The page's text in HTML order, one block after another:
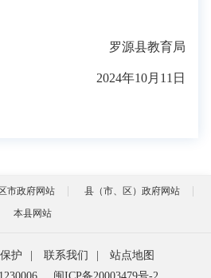
罗源县教育局
2024年10月11日
市政府网站
县（市、区）政府网站
本县网站
护 联系我们
站点地图